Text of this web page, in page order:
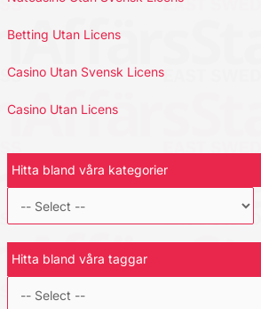
Betting Utan Licens
Casino Utan Svensk Licens
Casino Utan Licens
Hitta bland våra kategorier
Hitta bland våra taggar